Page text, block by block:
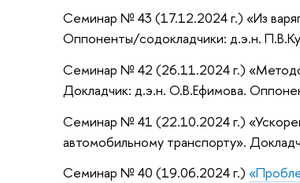
Семинар № 43 (17.12.2024 г.) «Из
Оппоненты/содокладчики: д.э.н.
Семинар № 42 (26.11.2024 г.)
Докладчик: д.э.н. О.В.Ефимова.
Семинар № 41 (22.10.2024 г.)
автомобильному транспорту».
Семинар № 40 (19.06.2024 г.)